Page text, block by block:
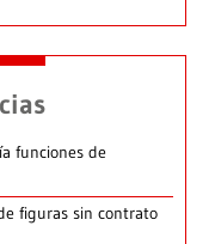
funciones de
figuras sin contrato